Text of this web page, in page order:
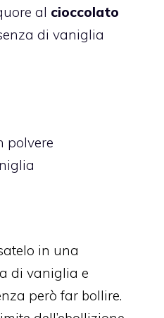
al cioccolato
di vaniglia
polvere
in una
di vaniglia e
però far bollire.